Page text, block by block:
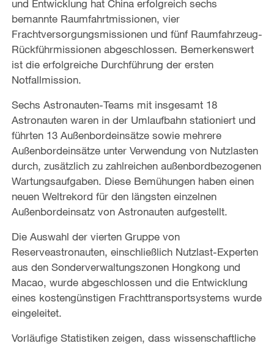
und Entwicklung hat China erfolgreich sechs
bemannte Raumfahrtmissionen, vier
Frachtversorgungsmissionen und fünf Raumfahrzeug-
Rückführmissionen abgeschlossen. Bemerkenswert
ist die erfolgreiche Durchführung der ersten
Notfallmission.
Sechs Astronauten-Teams mit insgesamt 18
Astronauten waren in der Umlaufbahn stationiert und
führten 13 Außenbordeinsätze sowie mehrere
Außenbordeinsätze unter Verwendung von Nutzlasten
durch, zusätzlich zu zahlreichen außenbordbezogenen
Wartungsaufgaben. Diese Bemühungen haben einen
neuen Weltrekord für den längsten einzelnen
Außenbordeinsatz von Astronauten aufgestellt.
Die Auswahl der vierten Gruppe von
Reserveastronauten, einschließlich Nutzlast-Experten
aus den Sonderverwaltungszonen Hongkong und
Macao, wurde abgeschlossen und die Entwicklung
eines kostengünstigen Frachttransportsystems wurde
eingeleitet.
Vorläufige Statistiken zeigen, dass wissenschaftliche